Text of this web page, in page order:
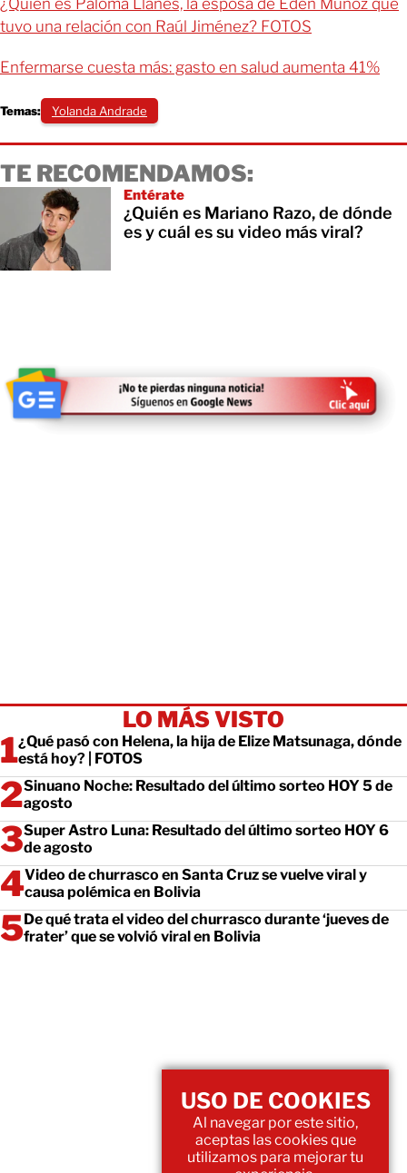
¿Quién es Paloma Llanes, la esposa de Edén Muñoz que
tuvo una relación con Raúl Jiménez? FOTOS
Enfermarse cuesta más: gasto en salud aumenta 41%
Temas: Yolanda Andrade
TE RECOMENDAMOS:
Entérate
¿Quién es Mariano Razo, de dónde
es y cuál es su video más viral?
LO MÁS VISTO
¿Qué pasó con Helena, la hija de Elize Matsunaga, dónde
está hoy? | FOTOS
Sinuano Noche: Resultado del último sorteo HOY 5 de
agosto
Super Astro Luna: Resultado del último sorteo HOY 6
de agosto
Video de churrasco en Santa Cruz se vuelve viral y
causa polémica en Bolivia
De qué trata el video del churrasco durante ‘jueves de
frater’ que se volvió viral en Bolivia
USO DE COOKIES
Al navegar por este sitio,
aceptas las cookies que
utilizamos para mejorar tu